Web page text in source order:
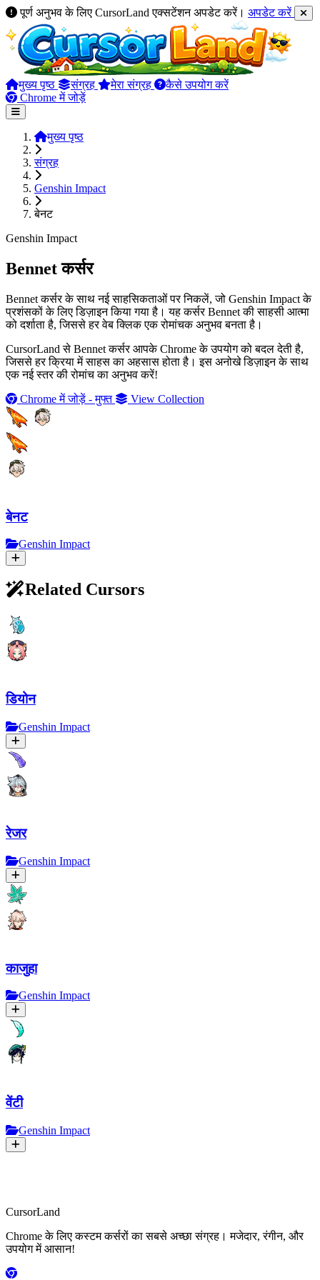
पूर्ण अनुभव के लिए CursorLand एक्सटेंशन अपडेट करें। अपडेट करें
मुख्य पृष्ठ संग्रह मेरा संग्रह
कैसे उपयोग करें
Chrome में जोड़ें
मुख्य पृष्ठ
संग्रह
Genshin Impact
बेनट
Genshin Impact
Bennet कर्सर
Bennet कर्सर के साथ नई साहसिकताओं पर निकलें, जो Genshin Impact के
प्रशंसकों के लिए डिज़ाइन किया गया है। यह कर्सर Bennet की साहसी आत्मा
को दर्शाता है, जिससे हर वेब क्लिक एक रोमांचक अनुभव बनता है।
CursorLand से Bennet कर्सर आपके Chrome के उपयोग को बदल देती है,
जिससे हर क्रिया में साहस का अहसास होता है। इस अनोखे डिज़ाइन के साथ
एक नई स्तर की रोमांच का अनुभव करें!
Chrome में जोड़ें - मुफ्त
View Collection
बेनट
Genshin Impact
Related Cursors
डियोन
Genshin Impact
रेजर
Genshin Impact
काजुहा
Genshin Impact
वेंटी
Genshin Impact
CursorLand
Chrome के लिए कस्टम कर्सरों का सबसे अच्छा संग्रह। मजेदार, रंगीन, और
उपयोग में आसान!